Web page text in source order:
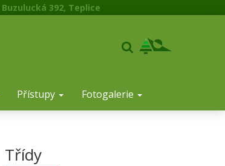
Buzulucká 392, Teplice
Přístupy Fotogalerie
Třídy